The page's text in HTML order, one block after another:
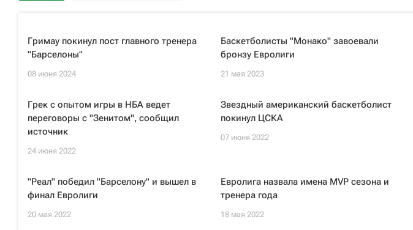
Гримау покинул пост главного тренера
"Барселоны"
08 июня 2024
Баскетболисты "Монако" завоевали
бронзу Евролиги
21 мая 2023
Грек с опытом игры в НБА ведет
переговоры с "Зенитом", сообщил
источник
24 июня 2022
Звездный американский баскетболист
покинул ЦСКА
07 июня 2022
"Реал" победил "Барселону" и вышел в
финал Евролиги
20 мая 2022
Евролига назвала имена MVP сезона и
тренера года
18 мая 2022